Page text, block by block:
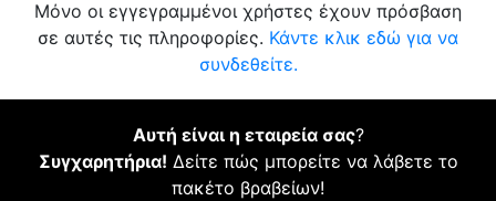
Μόνο οι εγγεγραμμένοι χρήστες έχουν πρόσβαση
σε αυτές τις πληροφορίες. Κάντε κλικ εδώ για να
συνδεθείτε.
Αυτή είναι η εταιρεία σας?
Συγχαρητήρια! Δείτε πώς μπορείτε να λάβετε το
πακέτο βραβείων!